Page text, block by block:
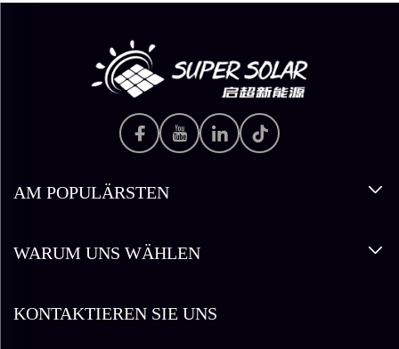
AM POPULÄRSTEN
WARUM UNS WÄHLEN
KONTAKTIEREN SIE UNS